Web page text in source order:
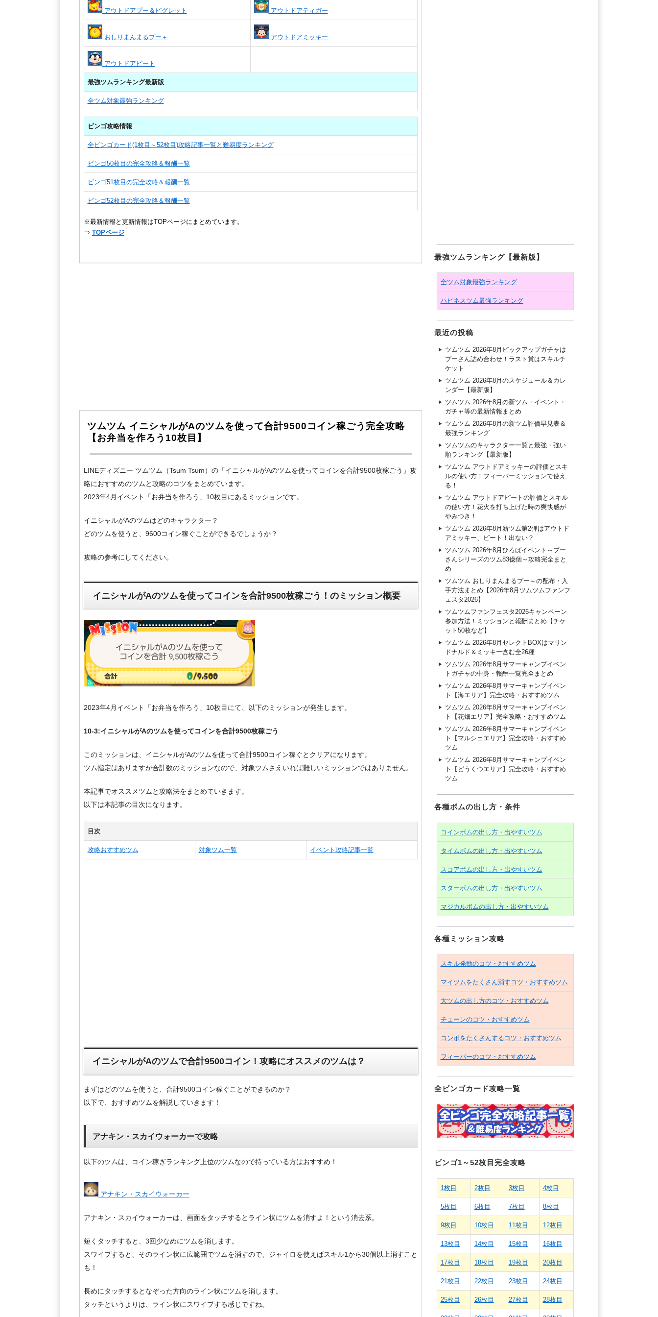
アウトドアプー＆ピグレット アウトドアティガー
おしりまんまるプー＋ アウトドアミッキー
アウトドアピート
最強ツムランキング最新版
全ツム対象最強ランキング
ビンゴ攻略情報
全ビンゴカード(1枚目～52枚目)攻略記事一覧と難易度ランキング
ビンゴ50枚目の完全攻略＆報酬一覧
ビンゴ51枚目の完全攻略＆報酬一覧
ビンゴ52枚目の完全攻略＆報酬一覧
※最新情報と更新情報はTOPページにまとめています。
⇒ TOPページ
ツムツム イニシャルがAのツムを使って合計9500コイン稼ごう完全攻略
【お弁当を作ろう10枚目】
LINEディズニー ツムツム（Tsum Tsum）の「イニシャルがAのツムを使ってコインを合計9500枚稼ごう」攻
略におすすめのツムと攻略のコツをまとめています。
2023年4月イベント「お弁当を作ろう」10枚目にあるミッションです。
イニシャルがAのツムはどのキャラクター？
どのツムを使うと、9600コイン稼ぐことができるでしょうか？
攻略の参考にしてください。
イニシャルがAのツムを使ってコインを合計9500枚稼ごう！のミッション概要
2023年4月イベント「お弁当を作ろう」10枚目にて、以下のミッションが発生します。
10-3:イニシャルがAのツムを使ってコインを合計9500枚稼ごう
このミッションは、イニシャルがAのツムを使って合計9500コイン稼ぐとクリアになります。
ツム指定はありますが合計数のミッションなので、対象ツムさえいれば難しいミッションではありません。
本記事でオススメツムと攻略法をまとめていきます。
以下は本記事の目次になります。
目次
攻略おすすめツム 対象ツム一覧 イベント攻略記事一覧
イニシャルがAのツムで合計9500コイン！攻略にオススメのツムは？
まずはどのツムを使うと、合計9500コイン稼ぐことができるのか？
以下で、おすすめツムを解説していきます！
アナキン・スカイウォーカーで攻略
以下のツムは、コイン稼ぎランキング上位のツムなので持っている方はおすすめ！
アナキン・スカイウォーカー
アナキン・スカイウォーカーは、画面をタッチするとライン状にツムを消すよ！という消去系。
短くタッチすると、3回少なめにツムを消します。
スワイプすると、そのライン状に広範囲でツムを消すので、ジャイロを使えばスキル1から30個以上消すこと
も！
長めにタッチするとなぞった方向のライン状にツムを消します。
タッチというよりは、ライン状にスワイプする感じですね。
最強ツムランキング【最新版】
全ツム対象最強ランキング
ハピネスツム最強ランキング
最近の投稿
ツムツム 2026年8月ピックアップガチャは
プーさん詰め合わせ！ラスト賞はスキルチ
ケット
ツムツム 2026年8月のスケジュール＆カレ
ンダー【最新版】
ツムツム 2026年8月の新ツム・イベント・
ガチャ等の最新情報まとめ
ツムツム 2026年8月の新ツム評価早見表＆
最強ランキング
ツムツムのキャラクター一覧と最強・強い
順ランキング【最新版】
ツムツム アウトドアミッキーの評価とスキ
ルの使い方！フィーバーミッションで使え
る！
ツムツム アウトドアピートの評価とスキル
の使い方！花火を打ち上げた時の爽快感が
やみつき！
ツムツム 2026年8月新ツム第2弾はアウトド
アミッキー、ピート！出ない？
ツムツム 2026年8月ひろばイベント～プー
さんシリーズのツム83億個～攻略完全まと
め
ツムツム おしりまんまるプー＋の配布・入
手方法まとめ【2026年8月ツムツムファンフ
ェスタ2026】
ツムツムファンフェスタ2026キャンペーン
参加方法！ミッションと報酬まとめ【チケ
ット50枚など】
ツムツム 2026年8月セレクトBOXはマリン
ドナルド＆ミッキー含む全26種
ツムツム 2026年8月サマーキャンプイベン
トガチャの中身・報酬一覧完全まとめ
ツムツム 2026年8月サマーキャンプイベン
ト【海エリア】完全攻略・おすすめツム
ツムツム 2026年8月サマーキャンプイベン
ト【花畑エリア】完全攻略・おすすめツム
ツムツム 2026年8月サマーキャンプイベン
ト【マルシェエリア】完全攻略・おすすめ
ツム
ツムツム 2026年8月サマーキャンプイベン
ト【どうくつエリア】完全攻略・おすすめ
ツム
各種ボムの出し方・条件
コインボムの出し方・出やすいツム
タイムボムの出し方・出やすいツム
スコアボムの出し方・出やすいツム
スターボムの出し方・出やすいツム
マジカルボムの出し方・出やすいツム
各種ミッション攻略
スキル発動のコツ・おすすめツム
マイツムをたくさん消すコツ・おすすめツム
大ツムの出し方のコツ・おすすめツム
チェーンのコツ・おすすめツム
コンボをたくさんするコツ・おすすめツム
フィーバーのコツ・おすすめツム
全ビンゴカード攻略一覧
ビンゴ1～52枚目完全攻略
1枚目 2枚目 3枚目 4枚目
5枚目 6枚目 7枚目 8枚目
9枚目 10枚目 11枚目 12枚目
13枚目 14枚目 15枚目 16枚目
17枚目 18枚目 19枚目 20枚目
21枚目 22枚目 23枚目 24枚目
25枚目 26枚目 27枚目 28枚目